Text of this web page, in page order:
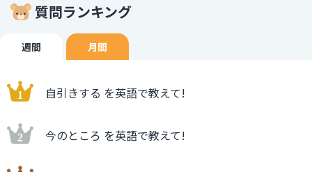
質問ランキング
週間 月間
自引きする を英語で教えて!
今のところ を英語で教えて!